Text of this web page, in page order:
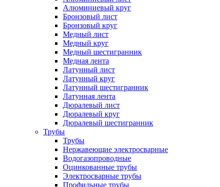
Алюминиевый круг
Бронзовый лист
Бронзовый круг
Медный лист
Медный круг
Медный шестигранник
Медная лента
Латунный лист
Латунный круг
Латунный шестигранник
Латунная лента
Дюралевый лист
Дюралевый круг
Дюралевый шестигранник
Трубы
Трубы
Нержавеющие электросварные
Водогазопроводные
Оцинкованные трубы
Электросварные трубы
Профильные трубы